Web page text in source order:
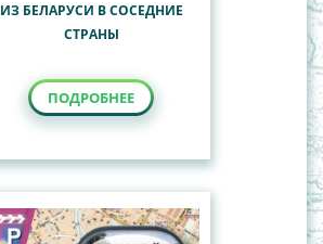
ИЗ БЕЛАРУСИ В СОСЕДНИЕ
СТРАНЫ
ПОДРОБНЕЕ